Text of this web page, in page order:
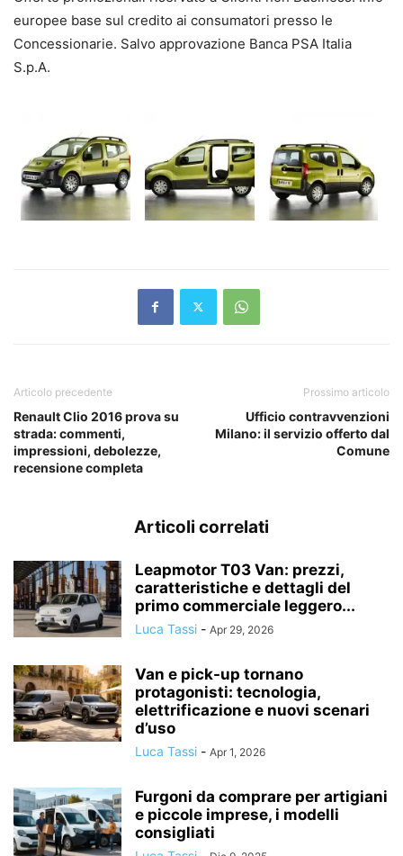
europee base sul credito ai consumatori presso le
Concessionarie. Salvo approvazione Banca PSA Italia
S.p.A.
Articolo precedente
Renault Clio 2016 prova su
strada: commenti,
impressioni, debolezze,
recensione completa
Prossimo articolo
Ufficio contravvenzioni
Milano: il servizio offerto dal
Comune
Articoli correlati
Leapmotor T03 Van: prezzi,
caratteristiche e dettagli del
primo commerciale leggero...
Luca Tassi - Apr 29, 2026
Van e pick-up tornano
protagonisti: tecnologia,
elettrificazione e nuovi scenari
d’uso
Luca Tassi - Apr 1, 2026
Furgoni da comprare per artigiani
e piccole imprese, i modelli
consigliati